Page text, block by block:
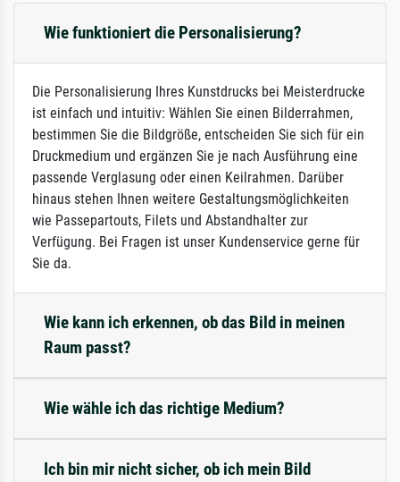
Wie funktioniert die Personalisierung?
Die Personalisierung Ihres Kunstdrucks bei Meisterdrucke
ist einfach und intuitiv: Wählen Sie einen Bilderrahmen,
bestimmen Sie die Bildgröße, entscheiden Sie sich für ein
Druckmedium und ergänzen Sie je nach Ausführung eine
passende Verglasung oder einen Keilrahmen. Darüber
hinaus stehen Ihnen weitere Gestaltungsmöglichkeiten
wie Passepartouts, Filets und Abstandhalter zur
Verfügung. Bei Fragen ist unser Kundenservice gerne für
Sie da.
Wie kann ich erkennen, ob das Bild in meinen
Raum passt?
Wie wähle ich das richtige Medium?
Ich bin mir nicht sicher, ob ich mein Bild